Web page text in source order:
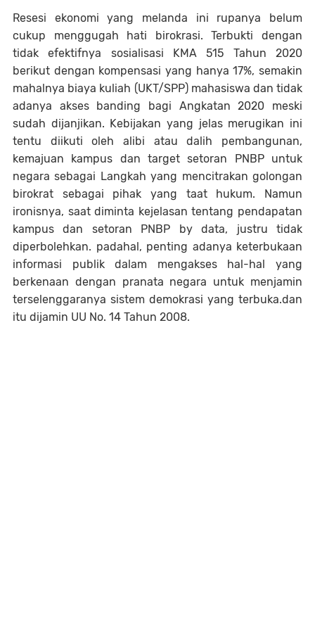
Resesi ekonomi yang melanda ini rupanya belum
cukup menggugah hati birokrasi. Terbukti dengan
tidak efektifnya sosialisasi KMA 515 Tahun 2020
berikut dengan kompensasi yang hanya 17%, semakin
mahalnya biaya kuliah (UKT/SPP) mahasiswa dan tidak
adanya akses banding bagi Angkatan 2020 meski
sudah dijanjikan. Kebijakan yang jelas merugikan ini
tentu diikuti oleh alibi atau dalih pembangunan,
kemajuan kampus dan target setoran PNBP untuk
negara sebagai Langkah yang mencitrakan golongan
birokrat sebagai pihak yang taat hukum. Namun
ironisnya, saat diminta kejelasan tentang pendapatan
kampus dan setoran PNBP by data, justru tidak
diperbolehkan. padahal, penting adanya keterbukaan
informasi publik dalam mengakses hal-hal yang
berkenaan dengan pranata negara untuk menjamin
terselenggaranya sistem demokrasi yang terbuka.dan
itu dijamin UU No. 14 Tahun 2008.